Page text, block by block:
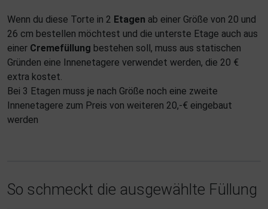
Wenn du diese Torte in 2 Etagen ab einer Größe von 20 und
26 cm bestellen möchtest und die unterste Etage auch aus
einer Cremefüllung bestehen soll, muss aus statischen
Gründen eine Innenetagere verwendet werden, die 20 €
extra kostet.
Bei 3 Etagen muss je nach Größe noch eine zweite
Innenetagere zum Preis von weiteren 20,-€ eingebaut
werden
So schmeckt die ausgewählte Füllung